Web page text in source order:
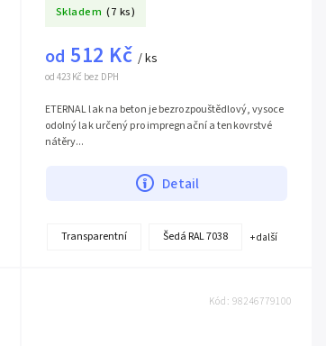
017 Světle žlutá 018 Červená jahoda 019 Světle
Skladem (7 ks)
od 423 Kč bez DPH
od 512 Kč / ks
Detail
ETERNAL lak na beton je bezrozpouštědlový, vysoce
odolný lak určený pro impregnační a tenkovrstvé
nátěry...
Transparentní Šedá RAL 7038 + další
Kód: 98246779100